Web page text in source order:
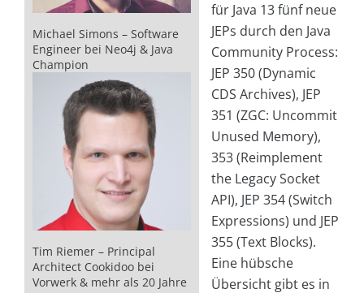
Michael Simons – Software
Engineer bei Neo4j & Java
Champion
Tim Riemer – Principal
Architect Cookidoo bei
Vorwerk & mehr als 20 Jahre
für Java 13 fünf neue
JEPs durch den Java
Community Process:
JEP 350 (Dynamic
CDS Archives), JEP
351 (ZGC: Uncommit
Unused Memory),
353 (Reimplement
the Legacy Socket
API), JEP 354 (Switch
Expressions) und JEP
355 (Text Blocks).
Eine hübsche
Übersicht gibt es in